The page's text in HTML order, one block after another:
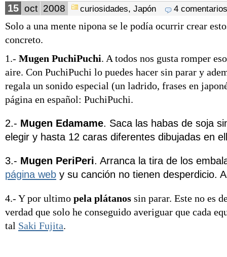
15 oct 2008 curiosidades, Japón 4 comentarios
Solo a una mente nipona se le podía ocurrir crear
concreto.
1.- Mugen PuchiPuchi. A todos nos gusta romper
aire. Con PuchiPuchi lo puedes hacer sin parar y
regala un sonido especial (un ladrido, frases en
página en español: PuchiPuchi.
2.- Mugen Edamame. Saca las habas de soja
elegir y hasta 12 caras diferentes dibujadas en
3.- Mugen PeriPeri. Arranca la tira de los
página web y su canción no tienen desperdicio.
4.- Y por ultimo pela plátanos sin parar. Este no es
verdad que solo he conseguido averiguar que cada
tal Saki Fujita.